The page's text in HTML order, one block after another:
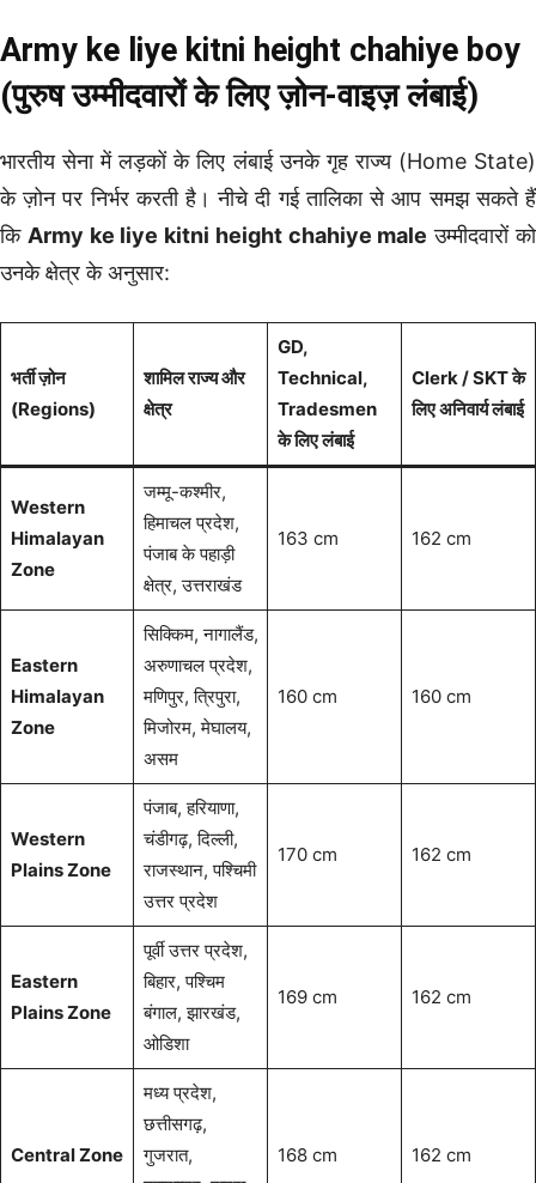
Army ke liye kitni height chahiye boy
(पुरुष उम्मीदवारों के लिए ज़ोन-वाइज़ लंबाई)
भारतीय सेना में लड़कों के लिए लंबाई उनके गृह राज्य (Home State)
के ज़ोन पर निर्भर करती है। नीचे दी गई तालिका से आप समझ सकते हैं
कि Army ke liye kitni height chahiye male उम्मीदवारों को
उनके क्षेत्र के अनुसार:
भर्ती ज़ोन
(Regions)
शामिल राज्य और
क्षेत्र
GD,
Technical,
Tradesmen
के लिए लंबाई
Clerk / SKT के
लिए अनिवार्य लंबाई
Western
Himalayan
Zone
जम्मू-कश्मीर,
हिमाचल प्रदेश,
पंजाब के पहाड़ी
क्षेत्र, उत्तराखंड
163 cm 162 cm
Eastern
Himalayan
Zone
सिक्किम, नागालैंड,
अरुणाचल प्रदेश,
मणिपुर, त्रिपुरा,
मिजोरम, मेघालय,
असम
160 cm 160 cm
Western
Plains Zone
पंजाब, हरियाणा,
चंडीगढ़, दिल्ली,
राजस्थान, पश्चिमी
उत्तर प्रदेश
170 cm 162 cm
Eastern
Plains Zone
पूर्वी उत्तर प्रदेश,
बिहार, पश्चिम
बंगाल, झारखंड,
ओडिशा
169 cm 162 cm
Central Zone
मध्य प्रदेश,
छत्तीसगढ़,
गुजरात,
168 cm 162 cm